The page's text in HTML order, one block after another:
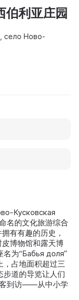
Кусковская
名的文化旅游综合
有有趣的历史，
博物馆和露天博
为“Бабья доля”
，占地面积超过三
步道的导览让人们
客到访——从中小学
伯利亚庄园
село Ново-